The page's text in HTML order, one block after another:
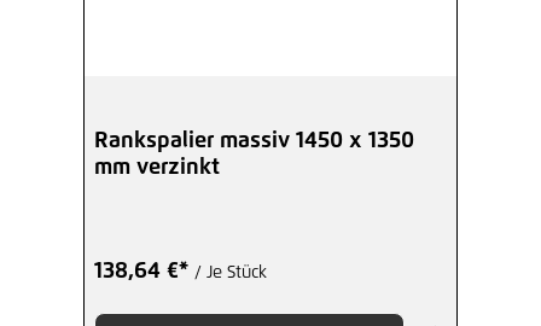
Rankspalier massiv 1450 x 1350
mm verzinkt
138,64 €* / Je Stück